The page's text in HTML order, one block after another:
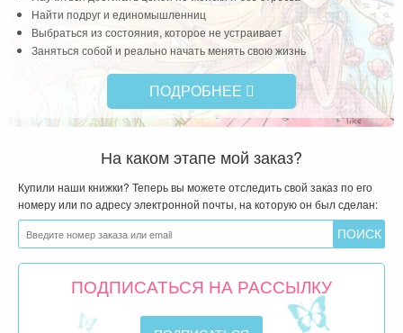
Найти подруг и единомышленниц
Выбраться из состояния, которое не устраивает
Заняться собой и реально начать менять свою жизнь
ПОДРОБНЕЕ
На каком этапе мой заказ?
Купили наши книжки? Теперь вы можете отследить свой заказ по его
номеру или по адресу электронной почты, на которую он был сделан:
ПОДПИСАТЬСЯ НА РАССЫЛКУ